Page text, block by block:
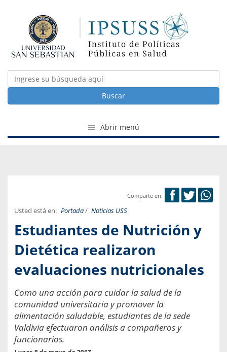
Buscar
Abrir menú
Comparte en:
Usted está en: Portada/ Noticias USS
Estudiantes de Nutrición y
Dietética realizaron
evaluaciones nutricionales
Como una acción para cuidar la salud de la
comunidad universitaria y promover la
alimentación saludable, estudiantes de la sede
Valdivia efectuaron análisis a compañeros y
funcionarios.